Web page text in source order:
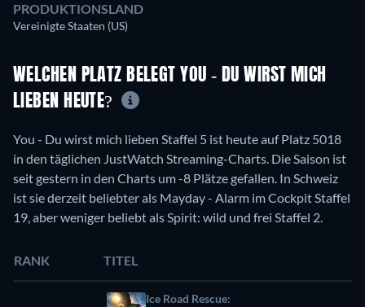
PRODUKTIONSLAND
Vereinigte Staaten (US)
WELCHEN PLATZ BELEGT YOU - DU WIRST MICH
LIEBEN HEUTE?
You - Du wirst mich lieben Staffel 5 ist heute auf Platz 5018
in den täglichen JustWatch Streaming-Charts. Die Saison ist
seit gestern in den Charts um -8 Plätze gefallen. In Schweiz
ist sie derzeit beliebter als Mayday - Alarm im Cockpit Staffel
19, aber weniger beliebt als Spirit: wild und frei Staffel 2.
RANK TITEL
Ice Road Rescue: